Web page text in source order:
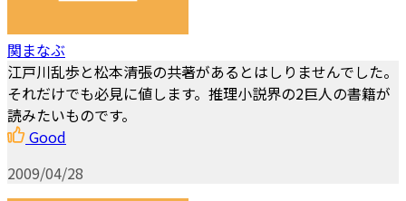
関まなぶ
江戸川乱歩と松本清張の共著があるとはしりませんでした。
それだけでも必見に値します。推理小説界の2巨人の書籍が
読みたいものです。
Good
2009/04/28